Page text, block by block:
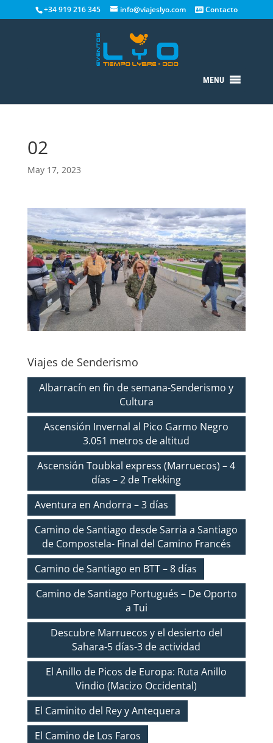
+34 919 216 345 info@viajeslyo.com Contacto
MENU
02
May 17, 2023
Viajes de Senderismo
Albarracín en fin de semana-Senderismo y
Cultura
Ascensión Invernal al Pico Garmo Negro
3.051 metros de altitud
Ascensión Toubkal express (Marruecos) – 4
días – 2 de Trekking
Aventura en Andorra – 3 días
Camino de Santiago desde Sarria a Santiago
de Compostela- Final del Camino Francés
Camino de Santiago en BTT – 8 días
Camino de Santiago Portugués – De Oporto
a Tui
Descubre Marruecos y el desierto del
Sahara-5 días-3 de actividad
El Anillo de Picos de Europa: Ruta Anillo
Vindio (Macizo Occidental)
El Caminito del Rey y Antequera
El Camino de Los Faros